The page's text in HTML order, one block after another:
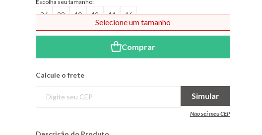
Escolha seu tamanho:
36 38 40 42 44 46
Comprar
Selecione um tamanho
Calcule o frete
Simular
Não sei meu CEP